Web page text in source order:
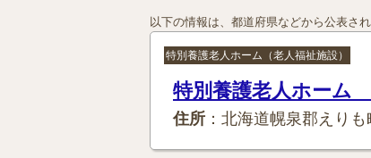
以下の情報は、都道府県などから公表さ
特別養護老人ホーム（老人福祉施設）
特別養護老人ホーム
住所 ：北海道幌泉郡えり